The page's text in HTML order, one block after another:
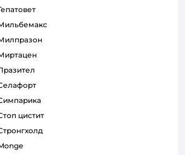
гепатовет
мильбемакс
милпразон
миртацен
празител
селафорт
симпарика
стоп цистит
стронгхолд
monge